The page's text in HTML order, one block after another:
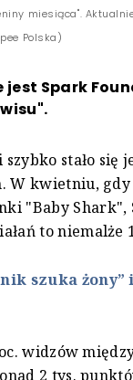
miesiąca".
Polska)
Spark
stało się
W kwietniu, gdy
"Baby Shark",
to niemalże
szuka żony”
widzów
2 tys.